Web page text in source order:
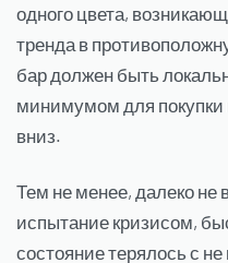
одного цвета,
тренда в
бар должен быть
минимумом для
вниз.
Тем не менее, далеко не
испытание кризисом,
состояние терялось с